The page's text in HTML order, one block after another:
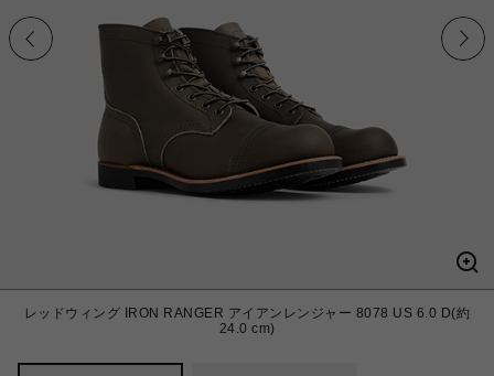
レッドウィング IRON RANGER アイアンレンジャー 8078 US 6.0 D(約
24.0 cm)